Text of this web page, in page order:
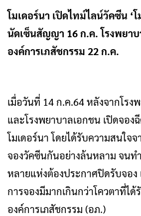
โมเดอร์นา เปิดไทม์ไลน์วัคซีน ‘โ
นัดเซ็นสัญญา 16 ก.ค. โรงพยาบ
องค์การเภสัชกรรม 22 ก.ค.
เมื่อวันที่ 14 ก.ค.64 หลังจากโรง
และโรงพยาบาลเอกชน เปิดจอง
โมเดอร์นา โดยได้รับความสนใจ
จองวัคซีนกันอย่างล้นหลาม จนท
หลายแห่งต้องประกาศปิดรับจอง
การจองมีมากเกินกว่าโควตาที่ได้
องค์การเภสัชกรรม (อภ.)